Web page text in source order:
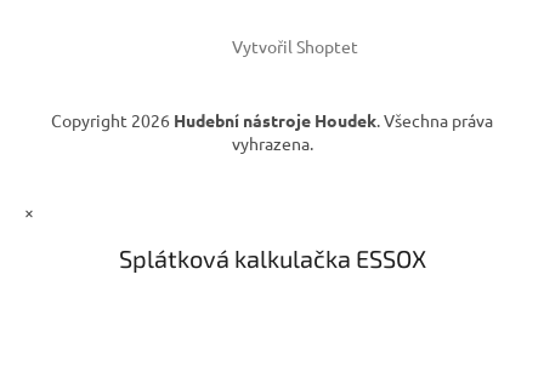
v
i
s
u
Vytvořil Shoptet
Copyright 2026 Hudební nástroje Houdek. Všechna práva
vyhrazena.
×
Splátková kalkulačka ESSOX